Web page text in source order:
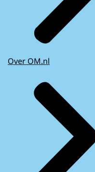
Over OM.nl